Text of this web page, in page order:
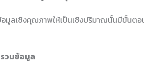
มูลเชิงคุณภาพให้เป็นเชิงปริมาณนั้นมีขั้นต
รวมข้อมูล